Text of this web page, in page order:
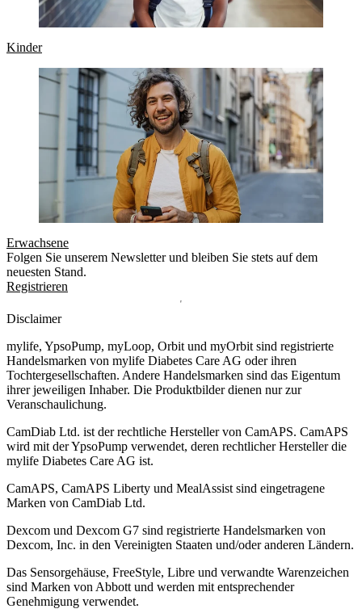
Kinder
Erwachsene
Folgen Sie unserem Newsletter und bleiben Sie stets auf dem
neuesten Stand.
Registrieren
Disclaimer
mylife, YpsoPump, myLoop, Orbit und myOrbit sind registrierte
Handelsmarken von mylife Diabetes Care AG oder ihren
Tochtergesellschaften. Andere Handelsmarken sind das Eigentum
ihrer jeweiligen Inhaber. Die Produktbilder dienen nur zur
Veranschaulichung.
CamDiab Ltd. ist der rechtliche Hersteller von CamAPS. CamAPS
wird mit der YpsoPump verwendet, deren rechtlicher Hersteller die
mylife Diabetes Care AG ist.
CamAPS, CamAPS Liberty und MealAssist sind eingetragene
Marken von CamDiab Ltd.
Dexcom und Dexcom G7 sind registrierte Handelsmarken von
Dexcom, Inc. in den Vereinigten Staaten und/oder anderen Ländern.
Das Sensorgehäuse, FreeStyle, Libre und verwandte Warenzeichen
sind Marken von Abbott und werden mit entsprechender
Genehmigung verwendet.